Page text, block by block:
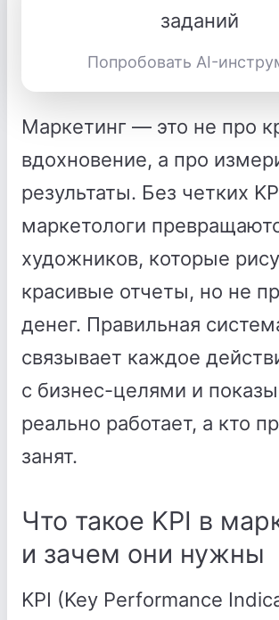
заданий
Попробовать AI-
Маркетинг — это не про
вдохновение, а про
результаты. Без четких
маркетологи
художников, которые
красивые отчеты, но не
денег. Правильная
связывает каждое
с бизнес-целями и
реально работает, а кто
занят.
Что такое KPI в
и зачем они нужны
KPI (Key Performance